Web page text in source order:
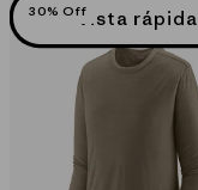
30% OffVista rápida